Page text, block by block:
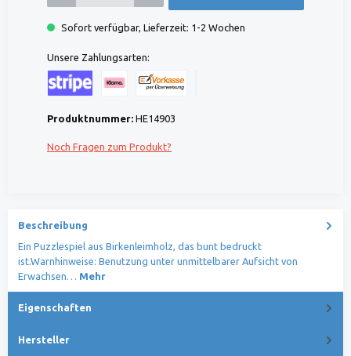
Sofort verfügbar, Lieferzeit: 1-2 Wochen
Unsere Zahlungsarten:
Produktnummer: HE14903
Noch Fragen zum Produkt?
Beschreibung
Ein Puzzlespiel aus Birkenleimholz, das bunt bedruckt
ist.Warnhinweise: Benutzung unter unmittelbarer Aufsicht von
Erwachsen… Mehr
Eigenschaften
Hersteller